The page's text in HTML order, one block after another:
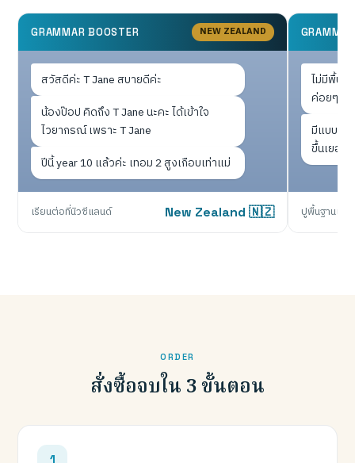
GRAMMAR BOOSTER NEW ZEALAND
สวัสดีค่ะ T Jane สบายดีค่ะ
น้องป๊อป คิดถึง T Jane นะคะ ได้เข้าใจ
ไวยากรณ์ เพราะ T Jane
ปีนี้ year 10 แล้วค่ะ เทอม 2 สูงเกือบเท่าแม่
เรียนต่อที่นิวซีแลนด์ New Zealand 🇳🇿
ไม่มีพื้นฐ
ค่อยๆ ปูใ
มีแบบฝึก
ขึ้นเยอะเ
ปูพื้นฐานแน่น
ORDER
สั่งซื้อจบใน 3 ขั้นตอน